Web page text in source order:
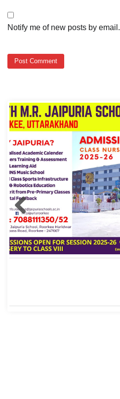
Notify me of new posts by email.